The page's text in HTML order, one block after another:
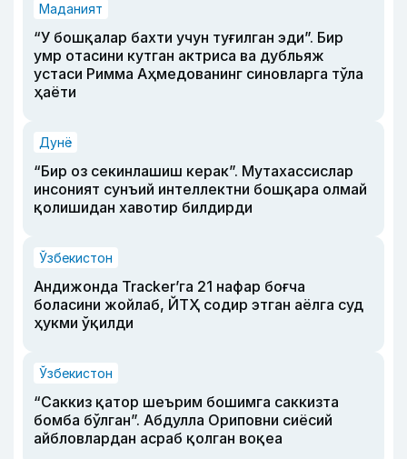
Маданият
“У бошқалар бахти учун туғилган эди”. Бир
умр отасини кутган актриса ва дубльяж
устаси Римма Аҳмедованинг синовларга тўла
ҳаёти
Дунё
“Бир оз секинлашиш керак”. Мутахассислар
инсоният сунъий интеллектни бошқара олмай
қолишидан хавотир билдирди
Ўзбекистон
Андижонда Tracker’га 21 нафар боғча
боласини жойлаб, ЙТҲ содир этган аёлга суд
ҳукми ўқилди
Ўзбекистон
“Саккиз қатор шеърим бошимга саккизта
бомба бўлган”. Абдулла Ориповни сиёсий
айбловлардан асраб қолган воқеа